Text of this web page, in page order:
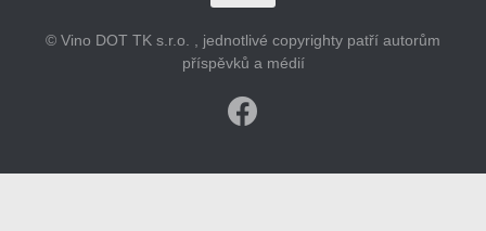
© Vino DOT TK s.r.o. , jednotlivé copyrighty patří autorům
příspěvků a médií